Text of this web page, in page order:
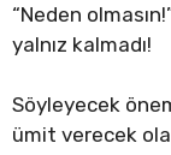
“Neden
yalnız kalmadı!
Söyleyecek
ümit verecek